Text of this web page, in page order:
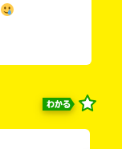
わかる